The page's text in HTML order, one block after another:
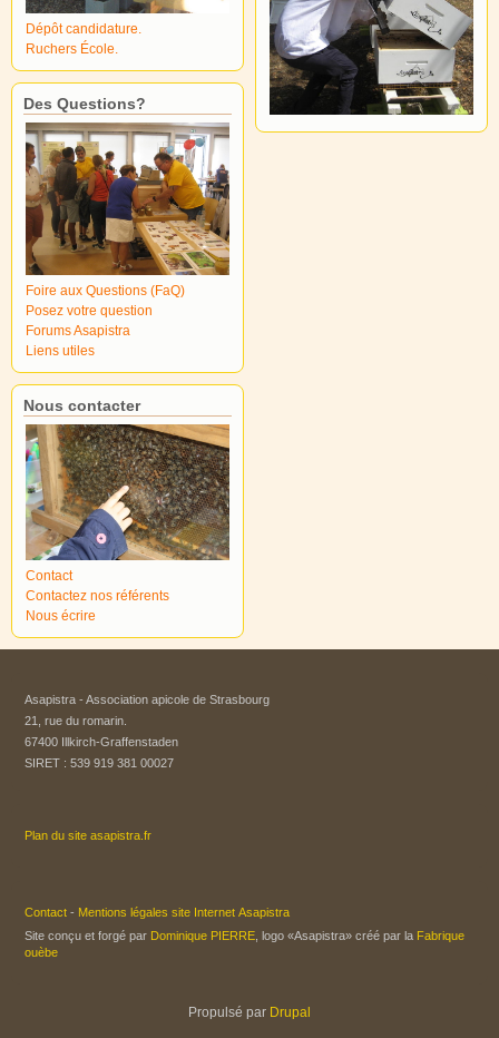
Dépôt candidature.
Ruchers École.
Des Questions?
Foire aux Questions (FaQ)
Posez votre question
Forums Asapistra
Liens utiles
Nous contacter
Contact
Contactez nos référents
Nous écrire
Asapistra - Association apicole de Strasbourg​
21, rue du romarin.
67400 Illkirch-Graffenstaden
SIRET : 539 919 381 00027
Plan du site asapistra.fr
Contact - Mentions légales site Internet Asapistra
Site conçu et forgé par Dominique PIERRE , logo «Asapistra» créé par la Fabrique
ouèbe
Propulsé par Drupal